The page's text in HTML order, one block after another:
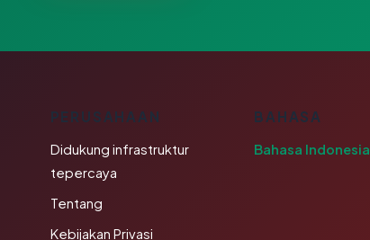
PERUSAHAAN
Didukung infrastruktur
tepercaya
Tentang
Kebijakan Privasi
BAHASA
Bahasa Indonesia